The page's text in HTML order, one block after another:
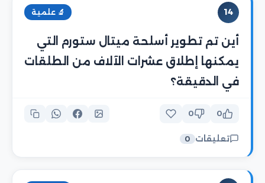
14 🔬 علمية
أين تم تطوير أسلحة ميتال ستورم التي
يمكنها إطلاق عشرات الآلاف من الطلقات
في الدقيقة؟
0
0
تعليقات 0